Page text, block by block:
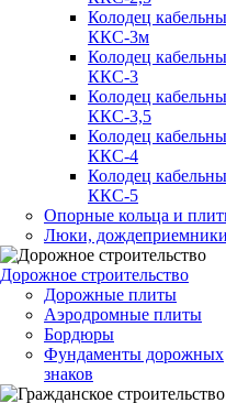
Колодец
ККС-3м
Колодец
ККС-3
Колодец
ККС-3,5
Колодец
ККС-4
Колодец
ККС-5
Опорные кольца и
Люки,
Дорожное строительство
Дорожные плиты
Аэродромные плиты
Бордюры
Фундаменты дорожных
знаков